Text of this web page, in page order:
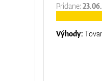
Pridane:
Výhody: